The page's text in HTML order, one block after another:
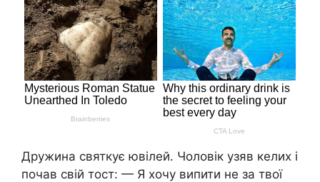
Дружина святкує ювілей. Чоловік узяв келих і
почав свій тост: — Я хочу випити не за твої